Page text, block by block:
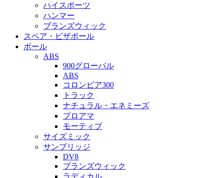
ハイスポーツ
ハンマー
ブランズウィック
スペア・ビザボール
ボール
ABS
900グローバル
ABS
コロンビア300
トラック
ナチュラル・エネミーズ
プロアマ
モーティブ
サイズミック
サンブリッジ
DV8
ブランズウィック